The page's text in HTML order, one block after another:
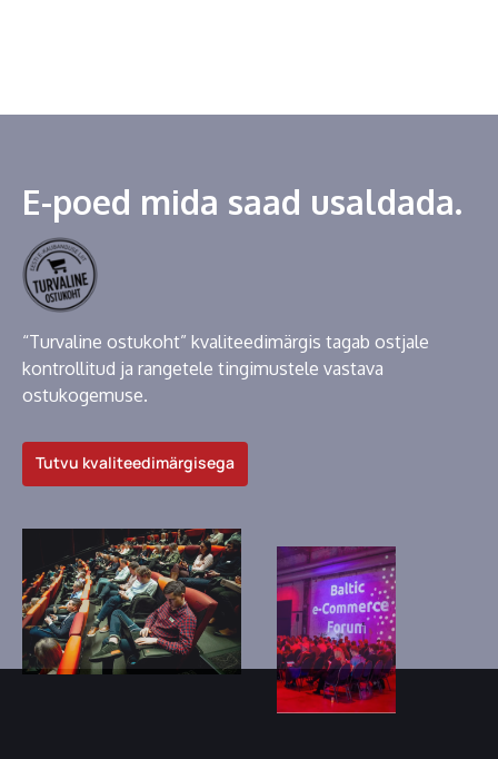
E-poed mida saad usaldada.
“Turvaline ostukoht” kvaliteedimärgis tagab ostjale
kontrollitud ja rangetele tingimustele vastava
ostukogemuse.
Tutvu kvaliteedimärgisega